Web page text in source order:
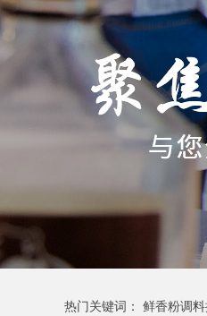
热门关键词： 鲜香粉调